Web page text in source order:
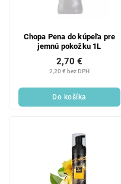
Chopa Pena do kúpeľa pre
jemnú pokožku 1L
2,20 € bez DPH
2,70 €
Do košíka